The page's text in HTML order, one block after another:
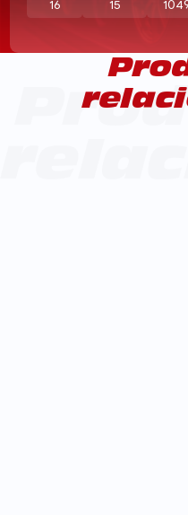
16 15